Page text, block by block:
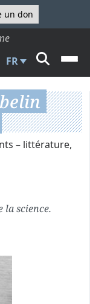
un don
FR
– littérature,
la science.